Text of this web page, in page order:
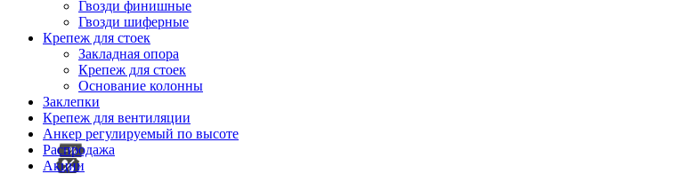
Гвозди финишные
Гвозди шиферные
Крепеж для стоек
Закладная опора
Крепеж для стоек
Основание колонны
Заклепки
Крепеж для вентиляции
Анкер регулируемый по высоте
Распродажа
Акции